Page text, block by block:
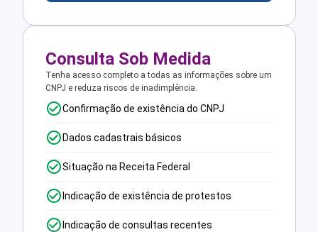
Consulta Sob Medida
Tenha acesso completo a todas as informações sobre um
CNPJ e reduza riscos de inadimplência.
Confirmação de existência do CNPJ
Dados cadastrais básicos
Situação na Receita Federal
Indicação de existência de protestos
Indicação de consultas recentes